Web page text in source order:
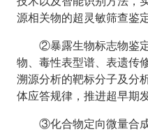
源相关物的超灵敏筛查鉴
②暴露生物标志物鉴
物、毒性表型谱、表遗传
溯源分析的靶标分子及分
体应答规律，推进超早期
③化合物定向微量合